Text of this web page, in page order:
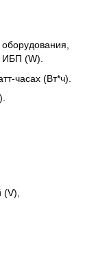
ИБП (W).
часах (Вт*ч).